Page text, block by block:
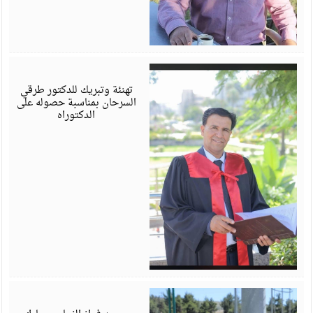
تهنئة وتبريك للدكتور طرقي
السرحان بمناسبة حصوله على
الدكتوراه